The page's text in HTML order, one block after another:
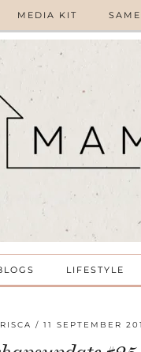
MEDIA KIT
LIFESTYLE
11 SEPTEMBER